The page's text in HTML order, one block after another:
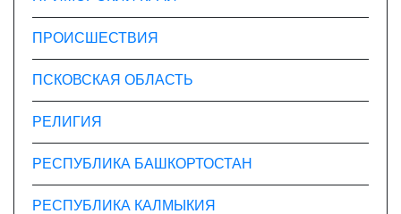
ПРОИСШЕСТВИЯ
ПСКОВСКАЯ ОБЛАСТЬ
РЕЛИГИЯ
РЕСПУБЛИКА БАШКОРТОСТАН
РЕСПУБЛИКА КАЛМЫКИЯ